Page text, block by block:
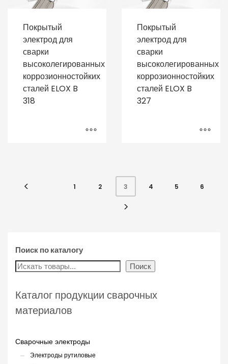
Покрытый
электрод для
сварки
высоколегированных
коррозионностойких
сталей ELOX B
318
Покрытый
электрод для
сварки
высоколегированных
коррозионностойких
сталей ELOX B
327
1 2 3 4 5 6
Поиск по каталогу
Поиск
Каталог продукции сварочных
материалов
Сварочные электроды
Электроды рутиловые